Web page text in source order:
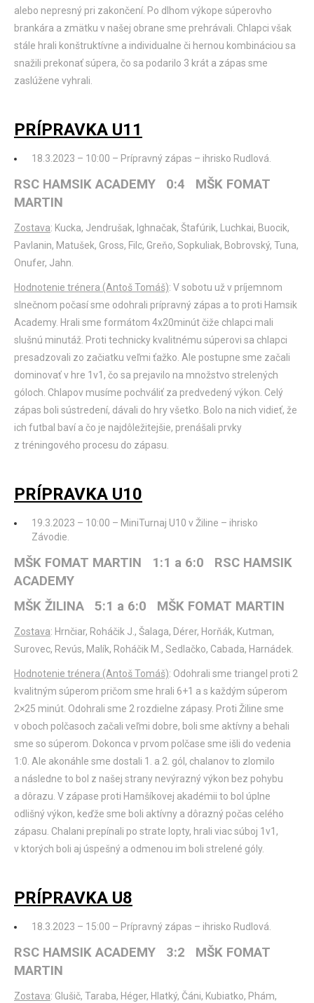
alebo nepresný pri zakončení. Po dlhom výkope súperovho
brankára a zmätku v našej obrane sme prehrávali. Chlapci však
stále hrali konštruktívne a individualne či hernou kombináciou sa
snažili prekonať súpera, čo sa podarilo 3 krát a zápas sme
zaslúžene vyhrali.
PRÍPRAVKA U11
18.3.2023 – 10:00 – Prípravný zápas – ihrisko Rudlová.
RSC HAMSIK ACADEMY 0:4 MŠK FOMAT
MARTIN
Zostava: Kucka, Jendrušak, Ighnačak, Štafúrik, Luchkai, Buocik,
Pavlanin, Matušek, Gross, Filc, Greňo, Sopkuliak, Bobrovský, Tuna,
Onufer, Jahn.
Hodnotenie trénera (Antoš Tomáš): V sobotu už v príjemnom
slnečnom počasí sme odohrali prípravný zápas a to proti Hamsik
Academy. Hrali sme formátom 4x20minút čiže chlapci mali
slušnú minutáž. Proti technicky kvalitnému súperovi sa chlapci
presadzovali zo začiatku veľmi ťažko. Ale postupne sme začali
dominovať v hre 1v1, čo sa prejavilo na množstvo strelených
góloch. Chlapov musíme pochváliť za predvedený výkon. Celý
zápas boli sústredení, dávali do hry všetko. Bolo na nich vidieť, že
ich futbal baví a čo je najdôležitejšie, prenášali prvky
z tréningového procesu do zápasu.
PRÍPRAVKA U10
19.3.2023 – 10:00 – MiniTurnaj U10 v Žiline – ihrisko
Závodie.
MŠK FOMAT MARTIN 1:1 a 6:0 RSC HAMSIK
ACADEMY
MŠK ŽILINA 5:1 a 6:0 MŠK FOMAT MARTIN
Zostava: Hrnčiar, Roháčik J., Šalaga, Dérer, Horňák, Kutman,
Surovec, Revús, Malík, Roháčik M., Sedlačko, Cabada, Harnádek.
Hodnotenie trénera (Antoš Tomáš): Odohrali sme triangel proti 2
kvalitným súperom pričom sme hrali 6+1 a s každým súperom
2×25 minút. Odohrali sme 2 rozdielne zápasy. Proti Žiline sme
v oboch polčasoch začali veľmi dobre, boli sme aktívny a behali
sme so súperom. Dokonca v prvom polčase sme išli do vedenia
1:0. Ale akonáhle sme dostali 1. a 2. gól, chalanov to zlomilo
a následne to bol z našej strany nevýrazný výkon bez pohybu
a dôrazu. V zápase proti Hamšíkovej akadémii to bol úplne
odlišný výkon, keďže sme boli aktívny a dôrazný počas celého
zápasu. Chalani prepínali po strate lopty, hrali viac súboj 1v1,
v ktorých boli aj úspešný a odmenou im boli strelené góly.
PRÍPRAVKA U8
18.3.2023 – 15:00 – Prípravný zápas – ihrisko Rudlová.
RSC HAMSIK ACADEMY 3:2 MŠK FOMAT
MARTIN
Zostava: Glušič, Taraba, Héger, Hlatký, Čáni, Kubiatko, Phám,